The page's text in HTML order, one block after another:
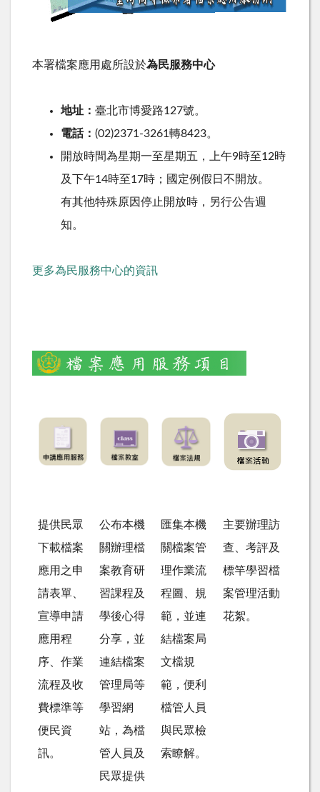
本署檔案應用處所設於為民服務中心
地址： 臺北市博愛路127號。
電話： (02)2371-3261轉8423。
開放時間為星期一至星期五，上午9時至12時
及下午14時至17時；國定例假日不開放。
有其他特殊原因停止開放時，另行公告週
知。
更多為民服務中心的資訊
提供民眾
下載檔案
應用之申
請表單、
宣導申請
應用程
序、作業
流程及收
費標準等
便民資
訊。
公布本機
關辦理檔
案教育研
習課程及
學後心得
分享，並
連結檔案
管理局等
學習網
站，為檔
管人員及
民眾提供
匯集本機
關檔案管
理作業流
程圖、規
範，並連
結檔案局
文檔規
範，便利
檔管人員
與民眾檢
索瞭解。
主要辦理訪
查、考評及
標竿學習檔
案管理活動
花絮。